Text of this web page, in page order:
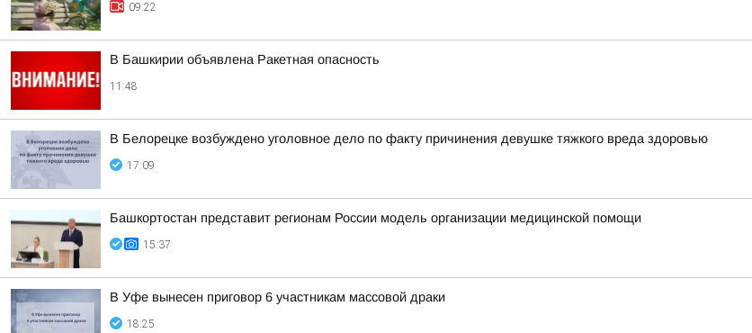
09:22
В Башкирии объявлена Ракетная опасность
11:48
В Белорецке возбуждено уголовное дело по факту причинения девушке тяжкого вреда здоровью
17:09
Башкортостан представит регионам России модель организации медицинской помощи
15:37
В Уфе вынесен приговор 6 участникам массовой драки
18:25